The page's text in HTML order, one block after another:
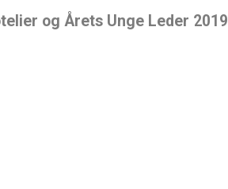
og Årets Unge Leder 2019